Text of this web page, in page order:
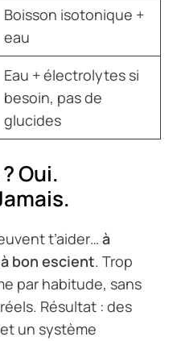
Boisson isotonique +
eau
Eau + électrolytes si
besoin, pas de
glucides
Oui.
t’aider… à
bon escient. Trop
par habitude, sans
Résultat : des
un système